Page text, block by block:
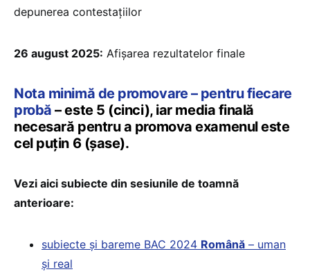
depunerea contestațiilor
26 august 2025: Afișarea rezultatelor finale
Nota minimă de promovare – pentru fiecare
probă – este 5 (cinci), iar media finală
necesară pentru a promova examenul este
cel puțin 6 (șase).
Vezi aici subiecte din sesiunile de toamnă
anterioare:
subiecte și bareme BAC 2024 Română – uman
și real